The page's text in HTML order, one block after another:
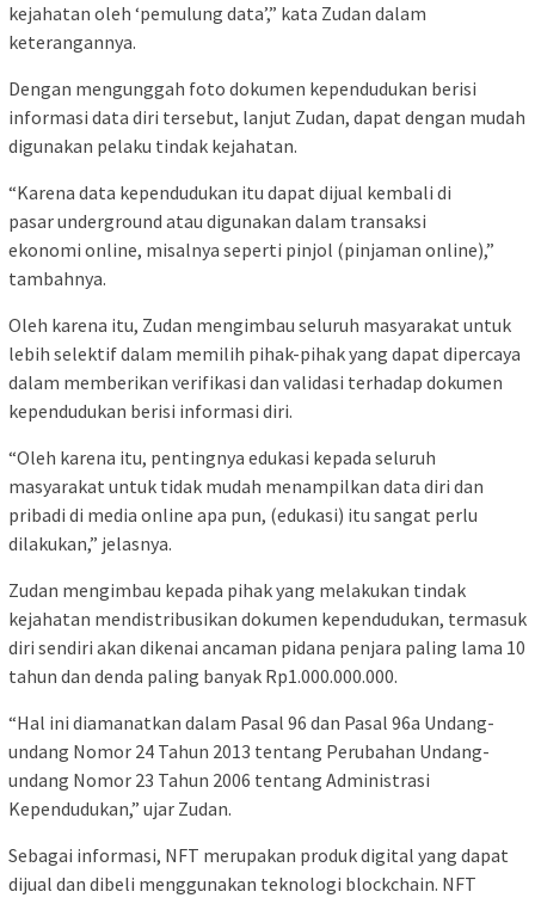
kejahatan oleh ‘pemulung data’,” kata Zudan dalam
keterangannya.
Dengan mengunggah foto dokumen kependudukan berisi
informasi data diri tersebut, lanjut Zudan, dapat dengan mudah
digunakan pelaku tindak kejahatan.
“Karena data kependudukan itu dapat dijual kembali di
pasar underground atau digunakan dalam transaksi
ekonomi online, misalnya seperti pinjol (pinjaman online),”
tambahnya.
Oleh karena itu, Zudan mengimbau seluruh masyarakat untuk
lebih selektif dalam memilih pihak-pihak yang dapat dipercaya
dalam memberikan verifikasi dan validasi terhadap dokumen
kependudukan berisi informasi diri.
“Oleh karena itu, pentingnya edukasi kepada seluruh
masyarakat untuk tidak mudah menampilkan data diri dan
pribadi di media online apa pun, (edukasi) itu sangat perlu
dilakukan,” jelasnya.
Zudan mengimbau kepada pihak yang melakukan tindak
kejahatan mendistribusikan dokumen kependudukan, termasuk
diri sendiri akan dikenai ancaman pidana penjara paling lama 10
tahun dan denda paling banyak Rp1.000.000.000.
“Hal ini diamanatkan dalam Pasal 96 dan Pasal 96a Undang-
undang Nomor 24 Tahun 2013 tentang Perubahan Undang-
undang Nomor 23 Tahun 2006 tentang Administrasi
Kependudukan,” ujar Zudan.
Sebagai informasi, NFT merupakan produk digital yang dapat
dijual dan dibeli menggunakan teknologi blockchain. NFT